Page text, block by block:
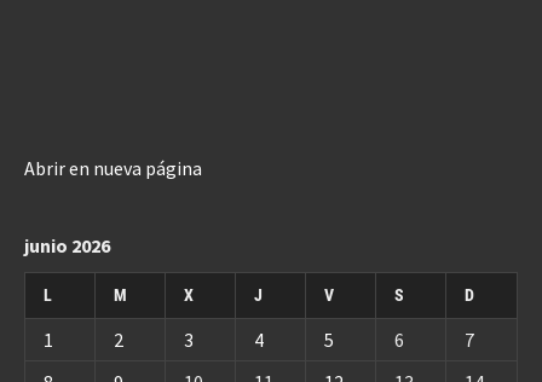
Abrir en nueva página
junio 2026
L M X J V S D
1 2 3 4 5 6
7